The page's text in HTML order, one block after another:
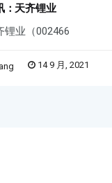
：天齐锂业
锂业（002466
14 9 月, 2021